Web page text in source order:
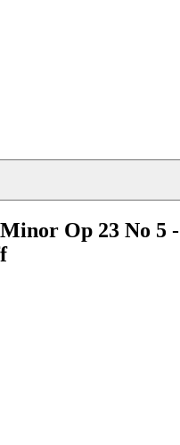
Op 23 No 5 -